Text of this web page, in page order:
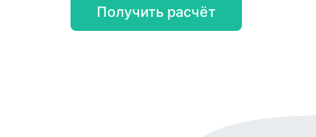
Получить расчёт